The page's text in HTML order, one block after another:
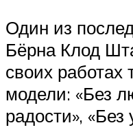
Один из
Бёрна Клод
своих работах
модели: «Без
радости», «Без